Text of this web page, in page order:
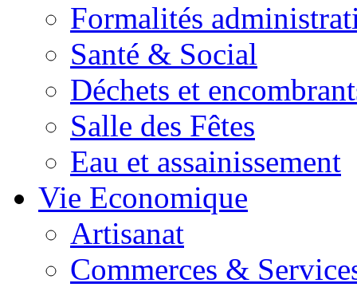
Formalités
Santé & Social
Déchets et
Salle des Fêtes
Eau et assainissement
Vie Economique
Artisanat
Commerces &